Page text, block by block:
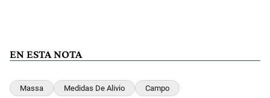
EN ESTA NOTA
Massa Medidas De Alivio Campo